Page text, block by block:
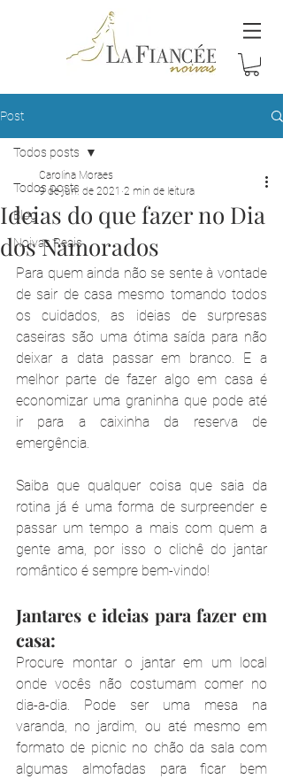
Post
Todos posts
Blog
Noivas Reais
Todos posts
Ideias do que fazer no Dia
dos Namorados
Carolina Moraes
9 de jun. de 2021 2 min de leitura
Para quem ainda não se sente à vontade
de sair de casa mesmo tomando todos
os cuidados, as ideias de surpresas
caseiras são uma ótima saída para não
deixar a data passar em branco. E a
melhor parte de fazer algo em casa é
economizar uma graninha que pode até
ir para a caixinha da reserva de
emergência.
Saiba que qualquer coisa que saia da
rotina já é uma forma de surpreender e
passar um tempo a mais com quem a
gente ama, por isso o clichê do jantar
romântico é sempre bem-vindo!
Jantares e ideias para fazer em
casa:
Procure montar o jantar em um local
onde vocês não costumam comer no
dia-a-dia. Pode ser uma mesa na
varanda, no jardim, ou até mesmo em
formato de picnic no chão da sala com
algumas almofadas para ficar bem